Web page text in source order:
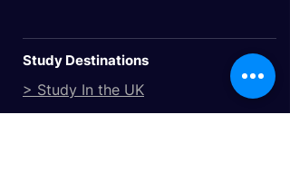
Study Destinations
> Study In the UK